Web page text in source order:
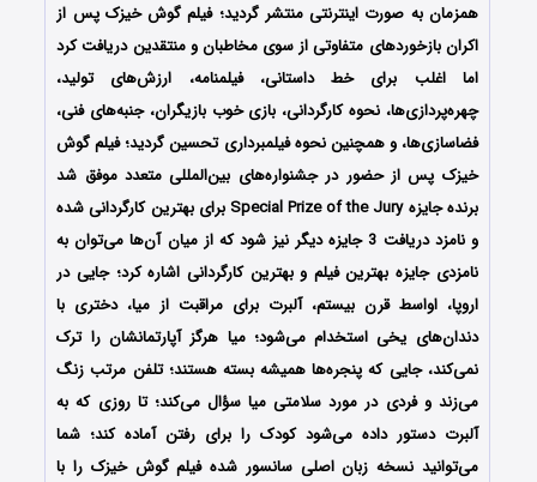
همزمان به صورت اینترنتی منتشر گردید؛ فیلم گوش خیزک پس از
اکران بازخوردهای متفاوتی از سوی مخاطبان و منتقدین دریافت کرد
اما اغلب برای خط داستانی، فیلمنامه، ارزش‌های تولید،
چهره‌پردازی‌ها، نحوه کارگردانی، بازی خوب بازیگران، جنبه‌های فنی،
فضاسازی‌ها، و همچنین نحوه فیلمبرداری تحسین گردید؛ فیلم گوش‌
خیزک پس از حضور در جشنواره‌های بین‌المللی متعدد موفق شد
برنده جایزه Special Prize of the Jury برای بهترین کارگردانی شده
و نامزد دریافت 3 جایزه دیگر نیز شود که از میان آن‌ها می‌توان به
نامزدی جایزه بهترین فیلم و بهترین کارگردانی اشاره کرد؛ جایی در
اروپا، اواسط قرن بیستم، آلبرت برای مراقبت از میا، دختری با
دندان‌های یخی استخدام می‌شود؛ میا هرگز آپارتمانشان را ترک
نمی‌کند، جایی که پنجره‌ها همیشه بسته هستند؛ تلفن مرتب زنگ
می‌زند و فردی در مورد سلامتی میا سؤال می‌کند؛ تا روزی که به
آلبرت دستور داده می‌شود کودک را برای رفتن آماده کند؛ شما
می‌توانید نسخه زبان اصلی سانسور شده فیلم گوش‌ خیزک را با